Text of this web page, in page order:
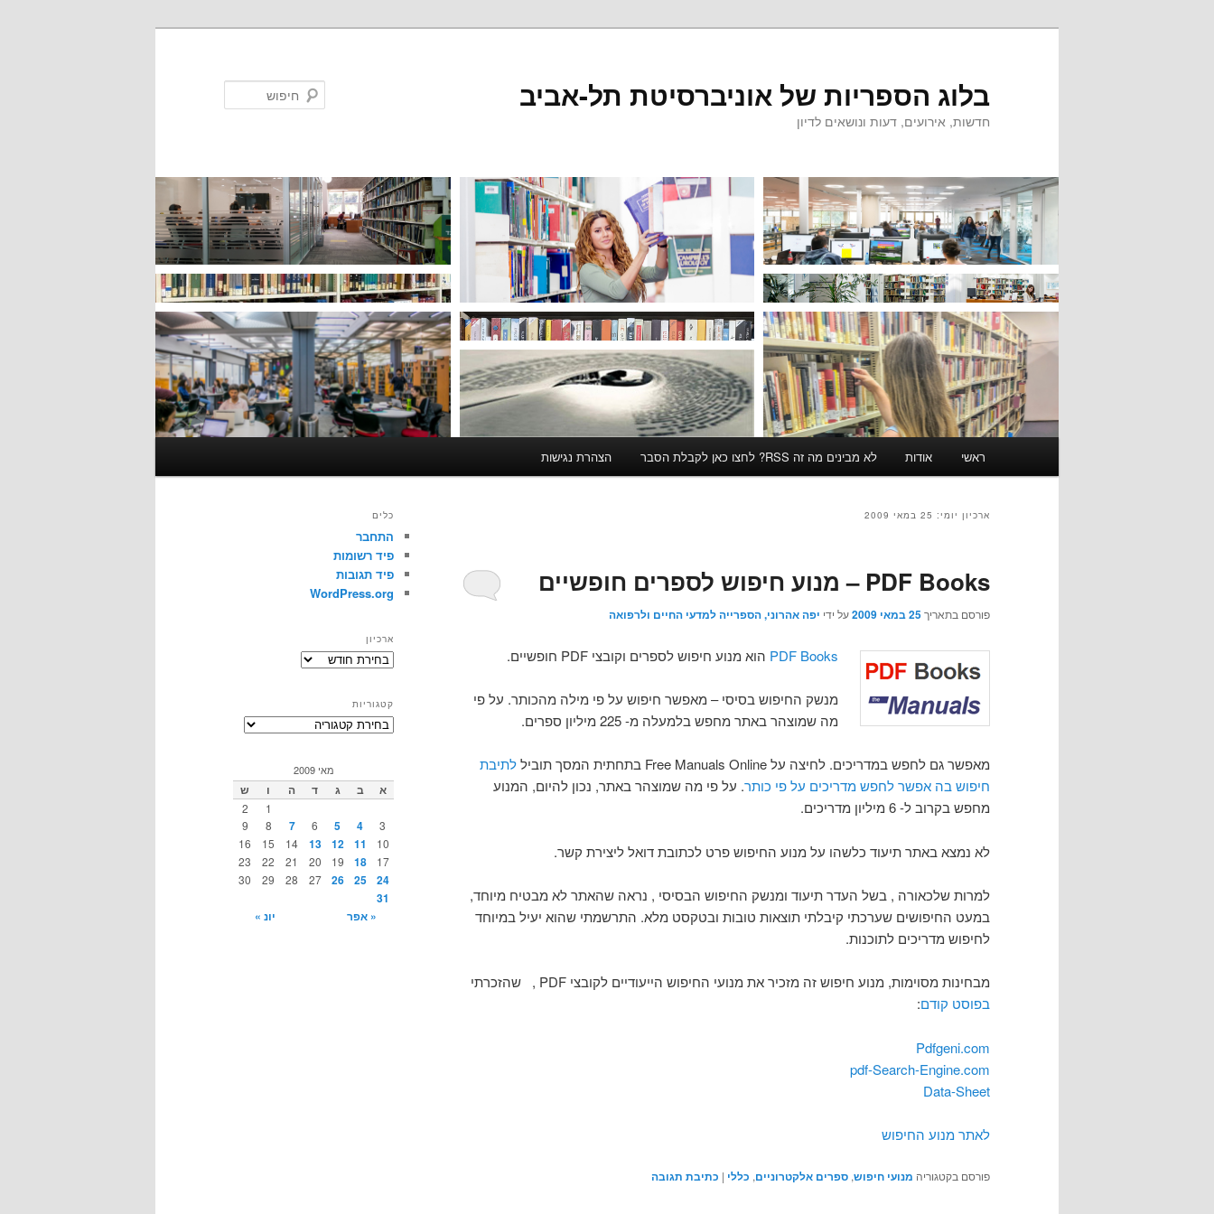
בלוג הספריות של אוניברסיטת תל-אביב
חדשות, אירועים, דעות ונושאים לדיון
ראשי אודות לא מבינים מה זה RSS? לחצו כאן לקבלת הסבר הצהרת נגישות
ארכיון יומי: 25 במאי 2009
PDF Books – מנוע חיפוש לספרים חופשיים
פורסם בתאריך25 במאי 2009 על ידי יפה אהרוני, הספרייה למדעי החיים ולרפואה
PDF Books הוא מנוע חיפוש לספרים וקובצי PDF חופשיים.
מנשק החיפוש בסיסי – מאפשר חיפוש על פי מילה מהכותר. על פי
מה שמוצהר באתר מחפש בלמעלה מ- 225 מיליון ספרים.
מאפשר גם לחפש במדריכים. לחיצה על Free Manuals Online בתחתית המסך תוביל
לתיבת
חיפוש בה אפשר לחפש מדריכים על פי כותר. על פי מה שמוצהר באתר, נכון להיום, המנוע
מחפש בקרוב ל- 6 מיליון מדריכים.
לא נמצא באתר תיעוד כלשהו על מנוע החיפוש פרט לכתובת דואל ליצירת קשר.
למרות שלכאורה , בשל העדר תיעוד ומנשק החיפוש הבסיסי , נראה שהאתר לא מבטיח מיוחד,
במעט החיפושים שערכתי קיבלתי תוצאות טובות ובטקסט מלא. התרשמתי שהוא יעיל במיוחד
לחיפוש מדריכים לתוכנות.
מבחינות מסוימות, מנוע חיפוש זה מזכיר את מנועי החיפוש הייעודיים לקובצי PDF , שהזכרתי
בפוסט קודם:
Pdfgeni.com
pdf-Search-Engine.com
Data-Sheet
לאתר מנוע החיפוש
פורסם בקטגוריה מנועי חיפוש, ספרים אלקטרוניים, כללי | כתיבת תגובה
כלים
התחבר
פיד רשומות
פיד תגובות
WordPress.org
ארכיון
ארכיון
קטגוריות
קטגוריות
מאי 2009
א ב ג ד ה ו ש
1
2
3
4
5
6
7
8
9
10
11
12
13
14
15
16
17
18
19
20
21
22
23
24
25
26
27
28
29
30
31
« אפר
יונ »